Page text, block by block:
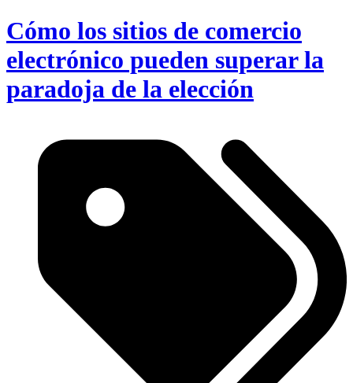
Cómo los sitios de comercio
electrónico pueden superar la
paradoja de la elección